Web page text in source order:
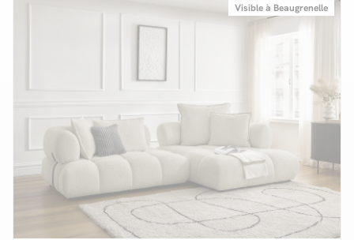
Visible à Beaugrenelle